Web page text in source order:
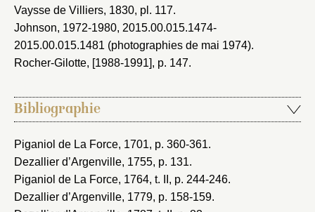
Vaysse de Villiers, 1830, pl. 117.
Johnson, 1972-1980, 2015.00.015.1474-
2015.00.015.1481 (photographies de mai 1974).
Rocher-Gilotte, [1988-1991], p. 147.
Bibliographie
Piganiol de La Force, 1701, p. 360-361.
Dezallier d’Argenville, 1755, p. 131.
Piganiol de La Force, 1764, t. II, p. 244-246.
Dezallier d’Argenville, 1779, p. 158-159.